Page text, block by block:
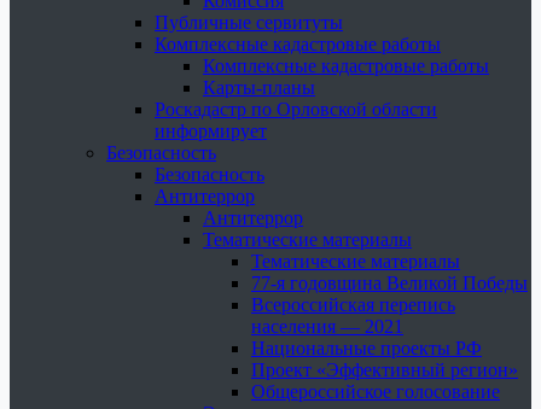
Публичные сервитуты
Комплексные кадастровые работы
Комплексные кадастровые работы
Карты-планы
Роскадастр по Орловской области
информирует
Безопасность
Безопасность
Антитеррор
Антитеррор
Тематические материалы
Тематические материалы
77-я годовщина Великой Победы
Всероссийская перепись
населения — 2021
Национальные проекты РФ
Проект «Эффективный регион»
Общероссийское голосование